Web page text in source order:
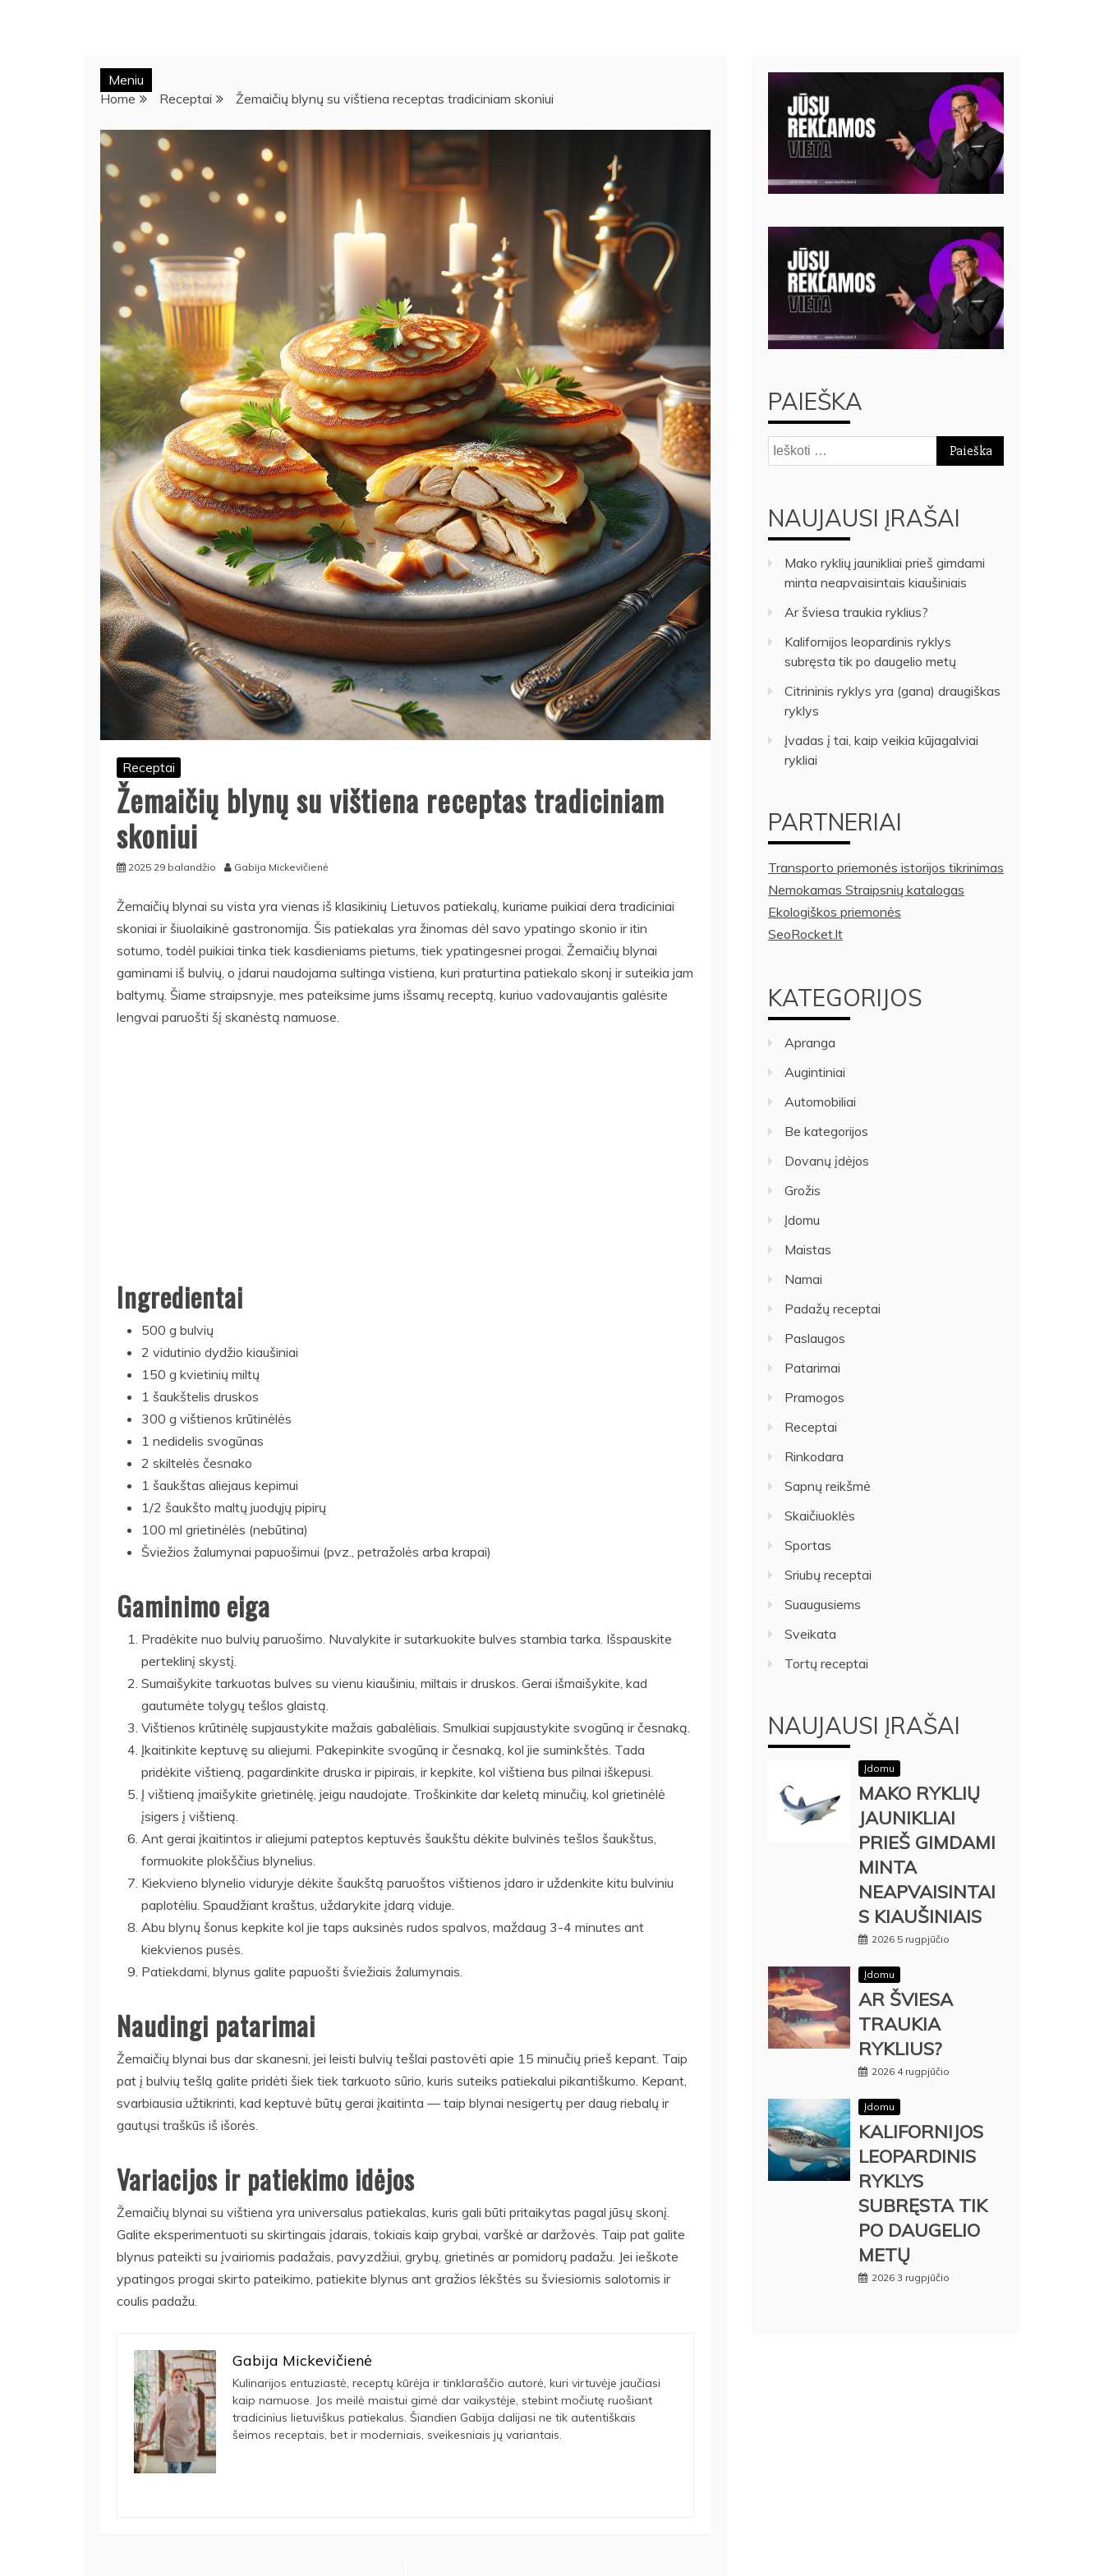
Meniu
Home
Receptai Žemaičių blynų su vištiena receptas tradiciniam skoniui
Receptai
Žemaičių blynų su vištiena receptas tradiciniam
skoniui
2025 29 balandžio Gabija Mickevičienė
Žemaičių blynai su vista yra vienas iš klasikinių Lietuvos patiekalų, kuriame puikiai dera tradiciniai
skoniai ir šiuolaikinė gastronomija. Šis patiekalas yra žinomas dėl savo ypatingo skonio ir itin
sotumo, todėl puikiai tinka tiek kasdieniams pietums, tiek ypatingesnei progai. Žemaičių blynai
gaminami iš bulvių, o įdarui naudojama sultinga vistiena, kuri praturtina patiekalo skonį ir suteikia jam
baltymų. Šiame straipsnyje, mes pateiksime jums išsamų receptą, kuriuo vadovaujantis galėsite
lengvai paruošti šį skanėstą namuose.
Ingredientai
500 g bulvių
2 vidutinio dydžio kiaušiniai
150 g kvietinių miltų
1 šaukštelis druskos
300 g vištienos krūtinėlės
1 nedidelis svogūnas
2 skiltelės česnako
1 šaukštas aliejaus kepimui
1/2 šaukšto maltų juodųjų pipirų
100 ml grietinėlės (nebūtina)
Šviežios žalumynai papuošimui (pvz., petražolės arba krapai)
Gaminimo eiga
Pradėkite nuo bulvių paruošimo. Nuvalykite ir sutarkuokite bulves stambia tarka. Išspauskite
perteklinį skystį.
Sumaišykite tarkuotas bulves su vienu kiaušiniu, miltais ir druskos. Gerai išmaišykite, kad
gautumėte tolygų tešlos glaistą.
Vištienos krūtinėlę supjaustykite mažais gabalėliais. Smulkiai supjaustykite svogūną ir česnaką.
Įkaitinkite keptuvę su aliejumi. Pakepinkite svogūną ir česnaką, kol jie suminkštės. Tada
pridėkite vištieną, pagardinkite druska ir pipirais, ir kepkite, kol vištiena bus pilnai iškepusi.
Į vištieną įmaišykite grietinėlę, jeigu naudojate. Troškinkite dar keletą minučių, kol grietinėlė
įsigers į vištieną.
Ant gerai įkaitintos ir aliejumi pateptos keptuvės šaukštu dėkite bulvinės tešlos šaukštus,
formuokite plokščius blynelius.
Kiekvieno blynelio viduryje dėkite šaukštą paruoštos vištienos įdaro ir uždenkite kitu bulviniu
paplotėliu. Spaudžiant kraštus, uždarykite įdarą viduje.
Abu blynų šonus kepkite kol jie taps auksinės rudos spalvos, maždaug 3-4 minutes ant
kiekvienos pusės.
Patiekdami, blynus galite papuošti šviežiais žalumynais.
Naudingi patarimai
Žemaičių blynai bus dar skanesni, jei leisti bulvių tešlai pastovėti apie 15 minučių prieš kepant. Taip
pat į bulvių tešlą galite pridėti šiek tiek tarkuoto sūrio, kuris suteiks patiekalui pikantiškumo. Kepant,
svarbiausia užtikrinti, kad keptuvė būtų gerai įkaitinta — taip blynai nesigertų per daug riebalų ir
gautųsi traškūs iš išorės.
Variacijos ir patiekimo idėjos
Žemaičių blynai su vištiena yra universalus patiekalas, kuris gali būti pritaikytas pagal jūsų skonį.
Galite eksperimentuoti su skirtingais įdarais, tokiais kaip grybai, varškė ar daržovės. Taip pat galite
blynus pateikti su įvairiomis padažais, pavyzdžiui, grybų, grietinės ar pomidorų padažu. Jei ieškote
ypatingos progai skirto pateikimo, patiekite blynus ant gražios lėkštės su šviesiomis salotomis ir
coulis padažu.
Gabija Mickevičienė
Kulinarijos entuziastė, receptų kūrėja ir tinklaraščio autorė, kuri virtuvėje jaučiasi
kaip namuose. Jos meilė maistui gimė dar vaikystėje, stebint močiutę ruošiant
tradicinius lietuviškus patiekalus. Šiandien Gabija dalijasi ne tik autentiškais
šeimos receptais, bet ir moderniais, sveikesniais jų variantais.
PAIEŠKA
Ieškoti:
NAUJAUSI ĮRAŠAI
Mako ryklių jaunikliai prieš gimdami
minta neapvaisintais kiaušiniais
Ar šviesa traukia ryklius?
Kalifornijos leopardinis ryklys
subręsta tik po daugelio metų
Citrininis ryklys yra (gana) draugiškas
ryklys
Įvadas į tai, kaip veikia kūjagalviai
rykliai
PARTNERIAI
Transporto priemonės istorijos tikrinimas
Nemokamas Straipsnių katalogas
Ekologiškos priemonės
SeoRocket.lt
KATEGORIJOS
Apranga
Augintiniai
Automobiliai
Be kategorijos
Dovanų įdėjos
Grožis
Įdomu
Maistas
Namai
Padažų receptai
Paslaugos
Patarimai
Pramogos
Receptai
Rinkodara
Sapnų reikšmė
Skaičiuoklės
Sportas
Sriubų receptai
Suaugusiems
Sveikata
Tortų receptai
NAUJAUSI ĮRAŠAI
Įdomu
MAKO RYKLIŲ
JAUNIKLIAI
PRIEŠ GIMDAMI
MINTA
NEAPVAISINTAI
S KIAUŠINIAIS
2026 5 rugpjūčio
Įdomu
AR ŠVIESA
TRAUKIA
RYKLIUS?
2026 4 rugpjūčio
Įdomu
KALIFORNIJOS
LEOPARDINIS
RYKLYS
SUBRĘSTA TIK
PO DAUGELIO
METŲ
2026 3 rugpjūčio